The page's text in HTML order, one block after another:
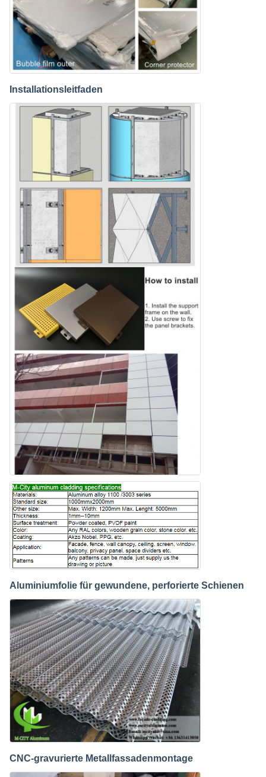
Installationsleitfaden
Aluminiumfolie für gewundene, perforierte Schienen
CNC-gravurierte Metallfassadenmontage